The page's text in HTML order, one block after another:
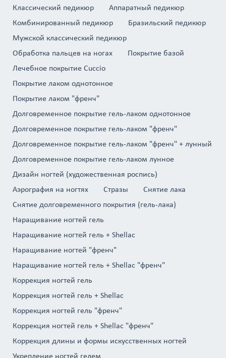
Классический педикюр
Аппаратный педикюр
Комбинированный педикюр
Бразильский педикюр
Мужской классический педикюр
Обработка пальцев на ногах
Покрытие базой
Лечебное покрытие Cuccio
Покрытие лаком однотонное
Покрытие лаком "френч"
Долговременное покрытие гель-лаком однотонное
Долговременное покрытие гель-лаком "френч"
Долговременное покрытие гель-лаком "френч" + лунный
Долговременное покрытие гель-лаком лунное
Дизайн ногтей (художественная роспись)
Аэрография на ногтях
Стразы
Снятие лака
Снятие долговременного покрытия (гель-лака)
Наращивание ногтей гель
Наращивание ногтей гель + Shellac
Наращивание ногтей "френч"
Наращивание ногтей гель + Shellac "френч"
Коррекция ногтей гель
Коррекция ногтей гель + Shellac
Коррекция ногтей гель "френч"
Коррекция ногтей гель + Shellac "френч"
Коррекция длины и формы искусственных ногтей
Укрепление ногтей гелем